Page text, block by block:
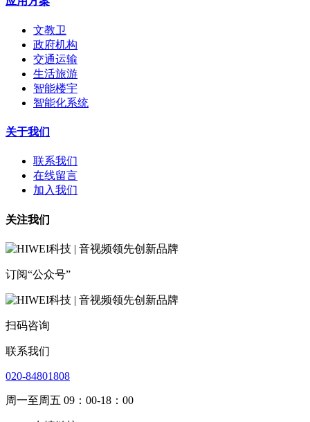
文教卫
政府机构
交通运输
生活旅游
智能楼宇
智能化系统
关于我们
联系我们
在线留言
加入我们
关注我们
订阅“公众号”
扫码咨询
联系我们
020-84801808
周一至周五 09：00-18：00